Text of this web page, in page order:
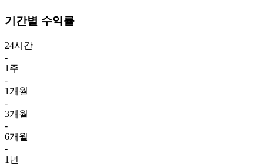
기간별 수익률
24시간
-
1주
-
1개월
-
3개월
-
6개월
-
1년